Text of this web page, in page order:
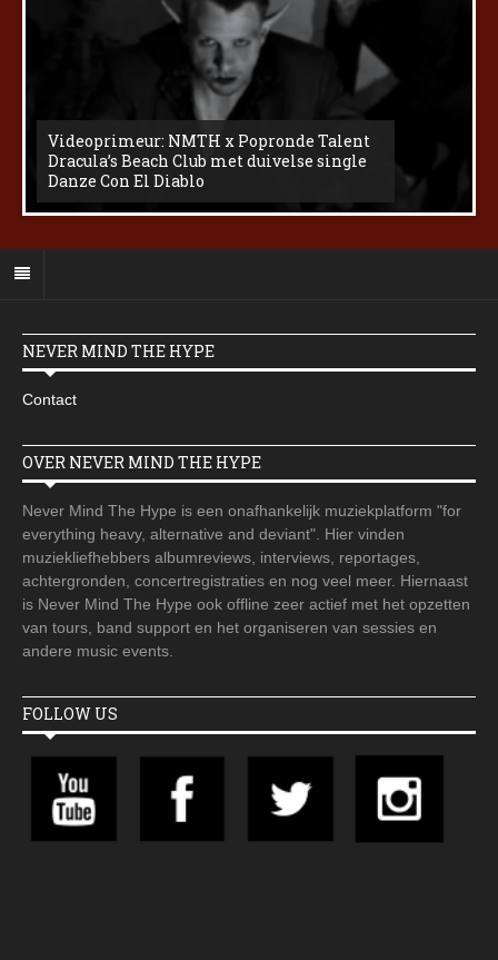
Videoprimeur: NMTH x Popronde Talent
Dracula’s Beach Club met duivelse single
Danze Con El Diablo
NEVER MIND THE HYPE
Contact
OVER NEVER MIND THE HYPE
Never Mind The Hype is een onafhankelijk muziekplatform "for
everything heavy, alternative and deviant". Hier vinden
muziekliefhebbers albumreviews, interviews, reportages,
achtergronden, concertregistraties en nog veel meer. Hiernaast
is Never Mind The Hype ook offline zeer actief met het opzetten
van tours, band support en het organiseren van sessies en
andere music events.
FOLLOW US